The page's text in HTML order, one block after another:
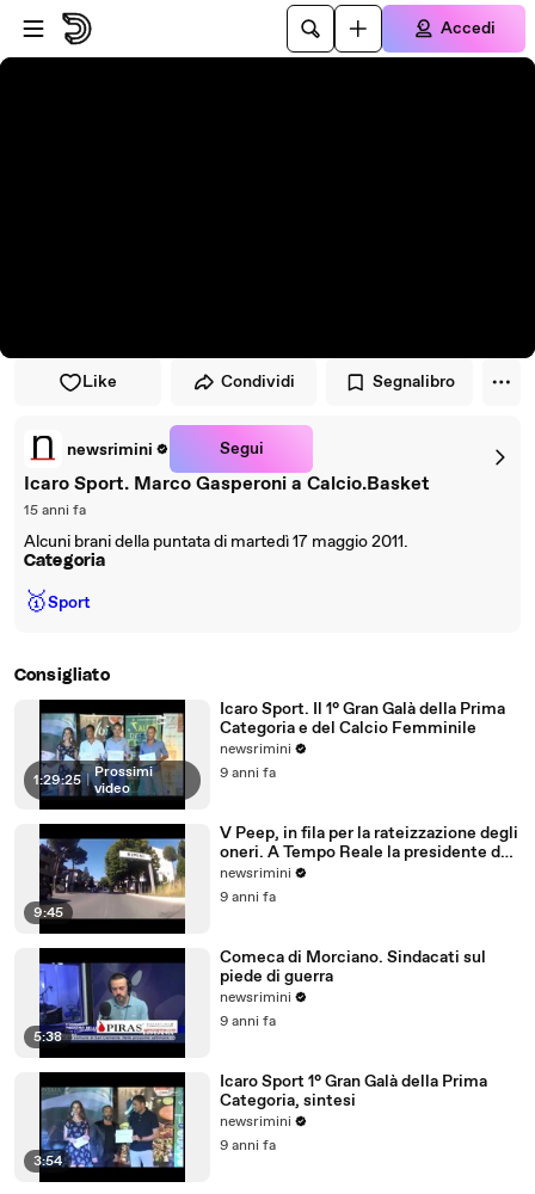
Vai al lettore
Passa al contenuto principale
Accedi
Like Condividi Segnalibro
newsrimini Segui
Icaro Sport. Marco Gasperoni a Calcio.Basket
15 anni fa
Alcuni brani della puntata di martedì 17 maggio 2011.
Categoria
🥇Sport
Consigliato
1:29:25 | Prossimi
video
Icaro Sport. Il 1° Gran Galà della Prima
Categoria e del Calcio Femminile
newsrimini
9 anni fa
9:45
V Peep, in fila per la rateizzazione degli
oneri. A Tempo Reale la presidente del
Comitato
newsrimini
9 anni fa
5:38
Comeca di Morciano. Sindacati sul
piede di guerra
newsrimini
9 anni fa
3:54
Icaro Sport 1° Gran Galà della Prima
Categoria, sintesi
newsrimini
9 anni fa